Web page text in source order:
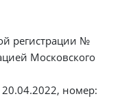
регистрации №
Московского
20.04.2022, номер: